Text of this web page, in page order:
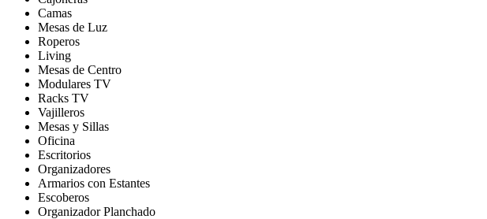
Camas
Mesas de Luz
Roperos
Living
Mesas de Centro
Modulares TV
Racks TV
Vajilleros
Mesas y Sillas
Oficina
Escritorios
Organizadores
Armarios con Estantes
Escoberos
Organizador Planchado